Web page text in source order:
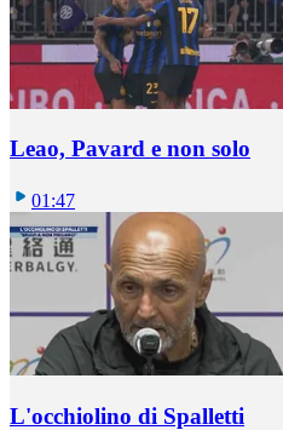
Leao, Pavard e non solo
01:47
L'occhiolino di Spalletti